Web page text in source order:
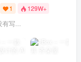
1 129W+
有写...